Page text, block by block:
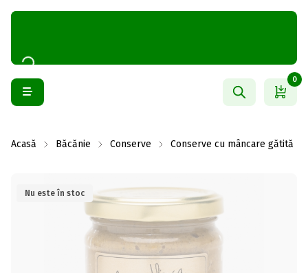
0
Acasă Băcănie Conserve Conserve cu mâncare gătită
Nu este în stoc